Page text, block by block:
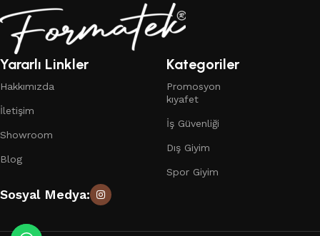
Yararlı Linkler
Hakkımızda
İletişim
Showroom
Blog
Kategoriler
Promosyon
kıyafet
İş Güvenliği
Dış Giyim
Spor Giyim
Sosyal Medya: